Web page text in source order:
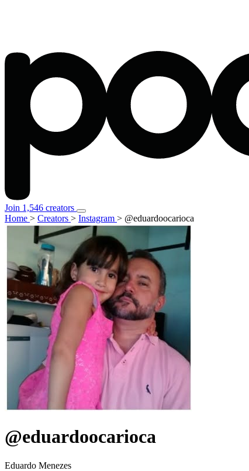
Join 1,546 creators
Home > Creators > Instagram > @eduardoocarioca
@eduardoocarioca
Eduardo Menezes